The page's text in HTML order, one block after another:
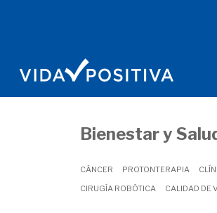
Bienestar y
CÁNCER PROTONTERAPIA
CIRUGÍA ROBÓTICA
CALIDAD DE